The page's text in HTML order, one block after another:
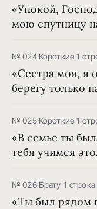
«Упокой,
мою спутницу
№ 024·Короткие·1
«Сестра моя, я
берегу только
№ 025·Короткие·1
«В семье ты
тебя учимся
№ 026·Брату·1 строка
«Ты был рядом